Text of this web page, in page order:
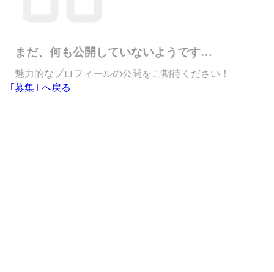
まだ、何も公開していないようです…
魅力的なプロフィールの公開をご期待ください！
｢募集｣ へ戻る